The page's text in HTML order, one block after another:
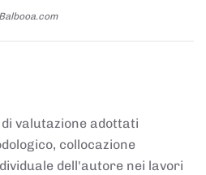
valutazione adottati
collocazione
dell'autore nei lavori